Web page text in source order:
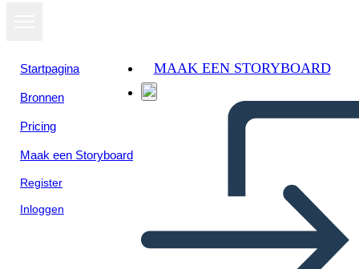
Startpagina
Bronnen
Pricing
Maak een Storyboard
Register
Inloggen
MAAK EEN STORYBOARD